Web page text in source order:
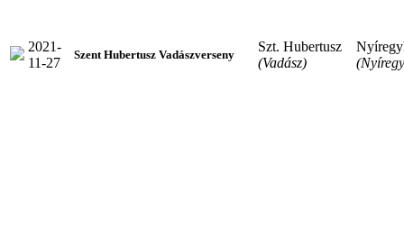
2021-
11-27
Szent Hubertusz Vadászverseny
Szt. Hubertusz
(Vadász)